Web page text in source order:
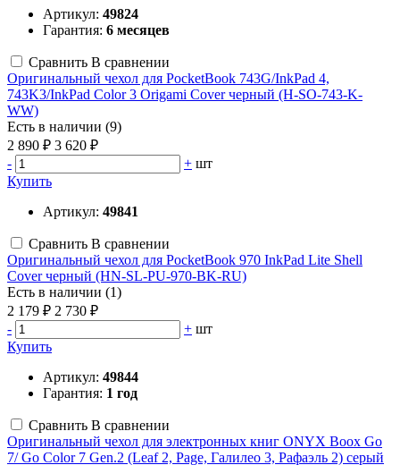
Артикул: 49824
Гарантия: 6 месяцев
Сравнить В сравнении
Оригинальный чехол для PocketBook 743G/InkPad 4,
743K3/InkPad Color 3 Origami Cover черный (H-SO-743-K-
WW)
Есть в наличии (9)
2 890 ₽ 3 620 ₽
-
+ шт
Купить
Артикул: 49841
Сравнить В сравнении
Оригинальный чехол для PocketBook 970 InkPad Lite Shell
Cover черный (HN-SL-PU-970-BK-RU)
Есть в наличии (1)
2 179 ₽ 2 730 ₽
-
+ шт
Купить
Артикул: 49844
Гарантия: 1 год
Сравнить В сравнении
Оригинальный чехол для электронных книг ONYX Boox Go
7/ Go Color 7 Gen.2 (Leaf 2, Page, Галилео 3, Рафаэль 2) серый